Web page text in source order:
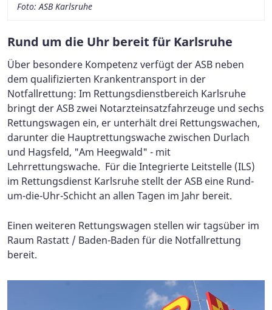
Foto: ASB Karlsruhe
Rund um die Uhr bereit für Karlsruhe
Über besondere Kompetenz verfügt der ASB neben
dem qualifizierten Krankentransport in der
Notfallrettung: Im Rettungsdienstbereich Karlsruhe
bringt der ASB zwei Notarzteinsatzfahrzeuge und sechs
Rettungswagen ein, er unterhält drei Rettungswachen,
darunter die Hauptrettungswache zwischen Durlach
und Hagsfeld, "Am Heegwald" - mit
Lehrrettungswache. Für die Integrierte Leitstelle (ILS)
im Rettungsdienst Karlsruhe stellt der ASB eine Rund-
um-die-Uhr-Schicht an allen Tagen im Jahr bereit.
Einen weiteren Rettungswagen stellen wir tagsüber im
Raum Rastatt / Baden-Baden für die Notfallrettung
bereit.